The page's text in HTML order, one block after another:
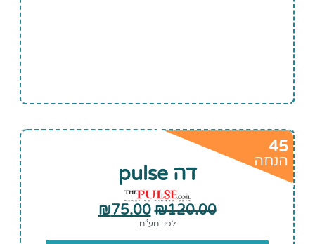
45
הנחה
דה pulse
₪120.00
₪75.00
לפני מע”מ